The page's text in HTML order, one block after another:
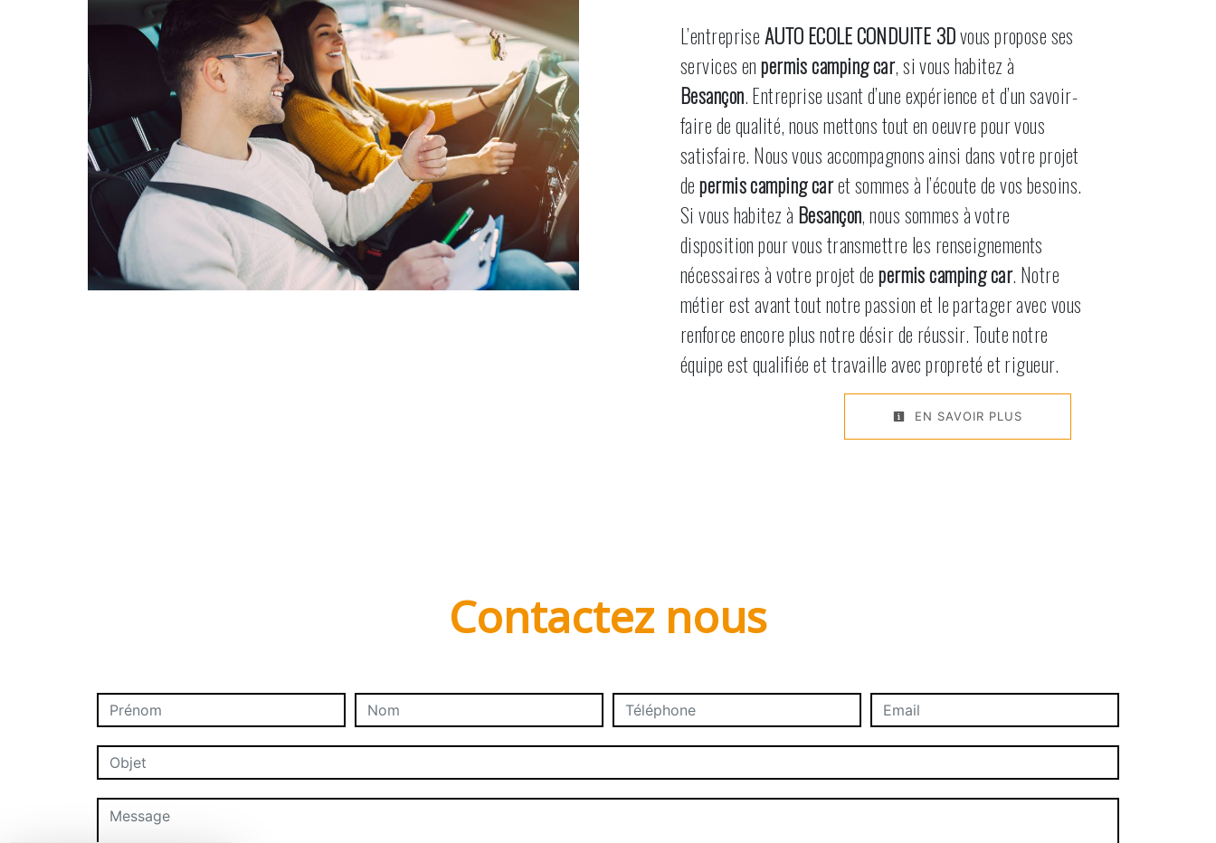
L’entreprise AUTO ECOLE CONDUITE 3Dvous propose ses
services enpermis camping car, si vous habitez à
Besançon. Entreprise usant d’une expérience et d’un savoir-
faire de qualité, nous mettons tout en oeuvre pour vous
satisfaire. Nous vous accompagnons ainsi dans votre projet
depermis camping caret sommes à l’écoute de vos besoins.
Si vous habitez à Besançon, nous sommes à votre
disposition pour vous transmettre les renseignements
nécessaires à votre projet depermis camping car. Notre
métier est avant tout notre passion et le partager avec vous
renforce encore plus notre désir de réussir. Toute notre
équipe est qualifiée et travaille avec propreté et rigueur.
EN SAVOIR PLUS
Contactez nous